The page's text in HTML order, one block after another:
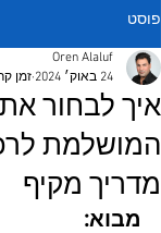
פוסט
איך לבחור
המושלמת
מדריך מקיף
Oren Alaluf
24 באוק׳ 2024
זמן
מבוא: